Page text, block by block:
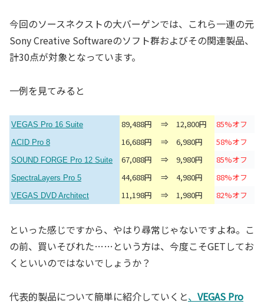
今回のソースネクストの大バーゲンでは、これら一連の元
Sony Creative Softwareのソフト群およびその関連製品、
計30点が対象となっています。
一例を見てみると
VEGAS Pro 16 Suite 89,488円 ⇒ 12,800円 85%オフ
ACID Pro 8 16,688円 ⇒ 6,980円 58%オフ
SOUND FORGE Pro 12 Suite 67,088円 ⇒ 9,980円 85%オフ
SpectraLayers Pro 5 44,688円 ⇒ 4,980円 88%オフ
VEGAS DVD Architect 11,198円 ⇒ 1,980円 82%オフ
といった感じですから、やはり尋常じゃないですよね。こ
の前、買いそびれた……という方は、今度こそGETしてお
くといいのではないでしょうか？
代表的製品について簡単に紹介していくと、 VEGAS Pro